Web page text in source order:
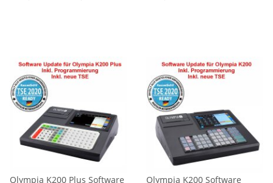
Olympia K200 Plus Software Olympia K200 Software